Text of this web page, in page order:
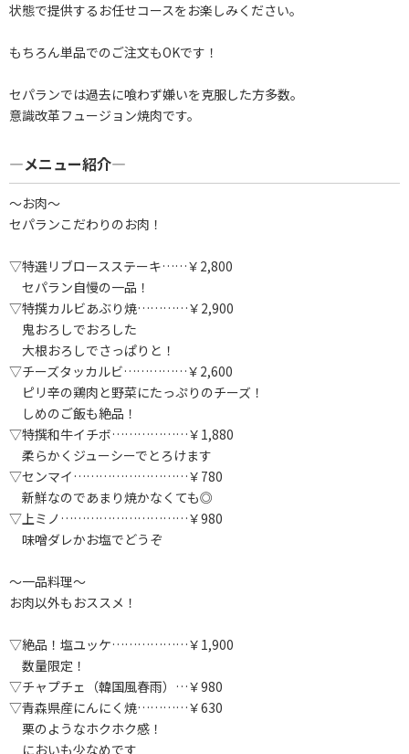
状態で提供するお任せコースをお楽しみください。
もちろん単品でのご注文もOKです！
​セパランでは過去に喰わず嫌いを克服した方多数。
意識改革フュージョン焼肉です。
―メニュー紹介―
～お肉～
セパランこだわりのお肉！
▽特選リブロースステーキ……￥2,800
セパラン自慢の一品！
▽特撰カルビあぶり焼…………￥2,900
鬼おろしでおろした
大根おろしでさっぱりと！
▽チーズタッカルビ……………￥2,600
ピリ辛の鶏肉と野菜にたっぷりのチーズ！
しめのご飯も絶品！
▽特撰和牛イチボ………………￥1,880
柔らかくジューシーでとろけます
▽センマイ………………………￥780
新鮮なのであまり焼かなくても◎
▽上ミノ…………………………￥980
味噌ダレかお塩でどうぞ
～一品料理～
お肉以外もおススメ！
▽絶品！塩ユッケ………………￥1,900
数量限定！
▽チャプチェ（韓国風春雨）…￥980
▽青森県産にんにく焼…………￥630
栗のようなホクホク感！
においも少なめです